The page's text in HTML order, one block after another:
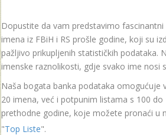
Dopustite da vam predstavimo
imena iz FBiH i RS prošle godine, koji su
pažljivo prikupljenih statističkih podataka.
imenske raznolikosti, gdje svako ime nosi
Naša bogata banka podataka omogućuje
20 imena, već i potpunim listama s 100
prethodne godine, koje možete pronaći u
"Top Liste".